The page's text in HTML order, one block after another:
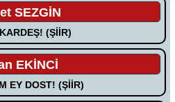
SEZGİN
(ŞİİR)
EKİNCİ
EY DOST! (ŞİİR)